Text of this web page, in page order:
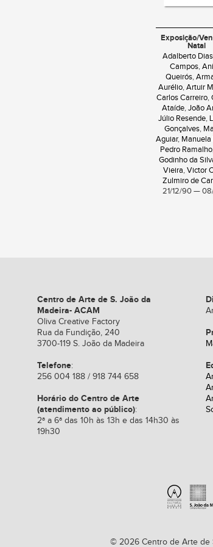
Exposição/
Natal
Adalberto Dias
Campos,
Queirós,
Aurélio, Artuir
Carlos Carreiro,
Ataíde, João
Júlio Resende,
Gonçalves,
Aguiar, Manuela
Pedro Ramalho
Godinho da
Vieira, Victor
Zulmiro de
21/12/90 —
Centro de Arte de S. João da
Madeira- ACAM
Oliva Creative Factory
Rua da Fundição, 240
3700-119 S. João da Madeira
Telefone:
256 004 188 / 918 744 658
Horário do Centro de Arte
(atendimento ao público):
2ª a 6ª das 10h às 13h e das 14h30 às
19h30
© 2026 Centro de Arte de